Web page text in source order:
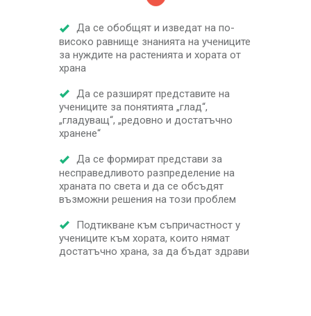
Да се обобщят и изведат на по-
високо равнище знанията на учениците
за нуждите на растенията и хората от
храна
Да се разширят представите на
учениците за понятията „глад“,
„гладуващ“, „редовно и достатъчно
хранене“
Да се формират представи за
несправедливото разпределение на
храната по света и да се обсъдят
възможни решения на този проблем
Подтикване към съпричастност у
учениците към хората, които нямат
достатъчно храна, за да бъдат здрави